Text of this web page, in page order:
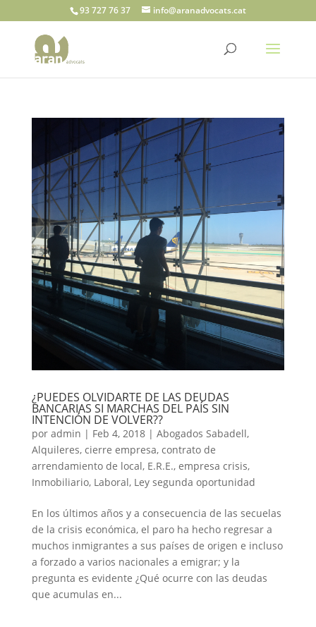
93 727 76 37 info@aranadvocats.cat
¿PUEDES OLVIDARTE DE LAS DEUDAS
BANCARIAS SI MARCHAS DEL PAÍS SIN
INTENCIÓN DE VOLVER??
por admin | Feb 4, 2018| Abogados Sabadell,
Alquileres, cierre empresa, contrato de
arrendamiento de local, E.R.E., empresa crisis,
Inmobiliario, Laboral, Ley segunda oportunidad
En los últimos años y a consecuencia de las secuelas
de la crisis económica, el paro ha hecho regresar a
muchos inmigrantes a sus países de origen e incluso
a forzado a varios nacionales a emigrar; y la
pregunta es evidente ¿Qué ocurre con las deudas
que acumulas en...